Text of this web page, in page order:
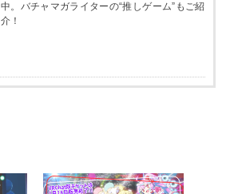
中。バチャマガライターの“推しゲーム”もご紹
介！